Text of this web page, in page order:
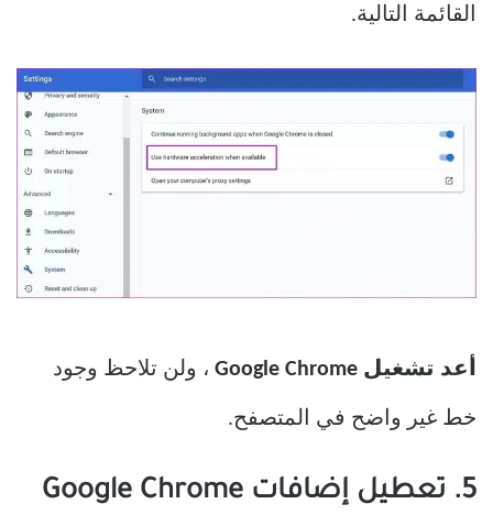
القائمة التالية.
أعد تشغيل Google Chrome ، ولن تلاحظ وجود
خط غير واضح في المتصفح.
5. تعطيل إضافات Google Chrome